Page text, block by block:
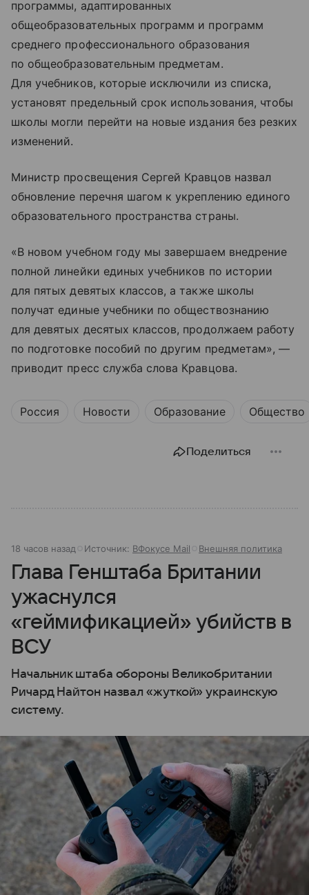
программы, адаптированных
общеобразовательных программ и программ
среднего профессионального образования
по общеобразовательным предметам.
Для учебников, которые исключили из списка,
установят предельный срок использования, чтобы
школы могли перейти на новые издания без резких
изменений.
Министр просвещения Сергей Кравцов назвал
обновление перечня шагом к укреплению единого
образовательного пространства страны.
«В новом учебном году мы завершаем внедрение
полной линейки единых учебников по истории
для пятых девятых классов, а также школы
получат единые учебники по обществознанию
для девятых десятых классов, продолжаем работу
по подготовке пособий по другим предметам», —
приводит пресс служба слова Кравцова.
Россия Новости Образование Общество
Поделиться
18 часов назад Источник: ВФокусе Mail Внешняя политика
Глава Генштаба Британии
ужаснулся
«геймификацией» убийств в
ВСУ
Начальник штаба обороны Великобритании
Ричард Найтон назвал «жуткой» украинскую
систему.